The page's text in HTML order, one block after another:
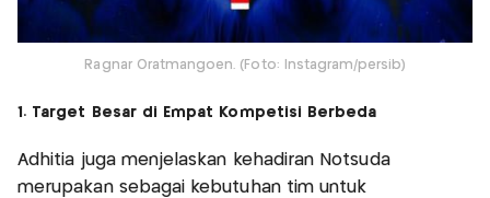
Ragnar Oratmangoen. (Foto: Instagram/persib)
1. Target Besar di Empat Kompetisi Berbeda
Adhitia juga menjelaskan kehadiran Notsuda
merupakan sebagai kebutuhan tim untuk